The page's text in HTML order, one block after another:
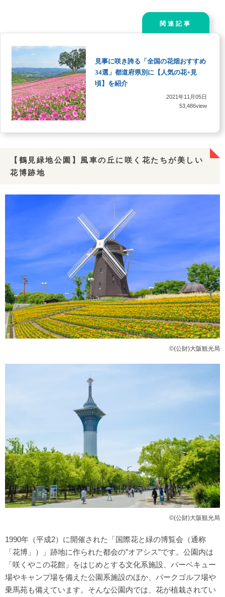
関連記事
見事に咲き誇る「全国の花畑おすすめ
34選」都道府県別に【人気の花+見
頃】を紹介
2021年11月05日
53,486view
【鶴見緑地公園】風車の丘に咲く花たちが美しい
花博跡地
©(公財)大阪観光局
©(公財)大阪観光局
1990年（平成2）に開催された「国際花と緑の博覧会（通称
「花博」）」跡地に作られた都会の”オアシス”です。公園内は
「咲くやこの花館」をはじめとする文化系施設、バーベキュー
場やキャンプ場を備えた公園系施設のほか、パークゴルフ場や
乗馬苑も備えています。そんな公園内では、花が植栽されてい